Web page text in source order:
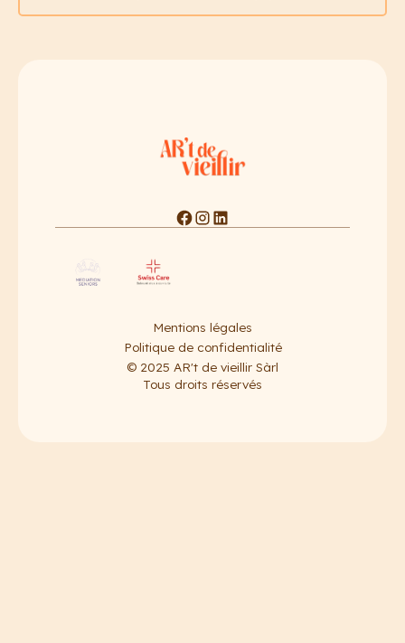
Mentions légales
Politique de confidentialité
© 2025 AR't de vieillir Sàrl
Tous droits réservés